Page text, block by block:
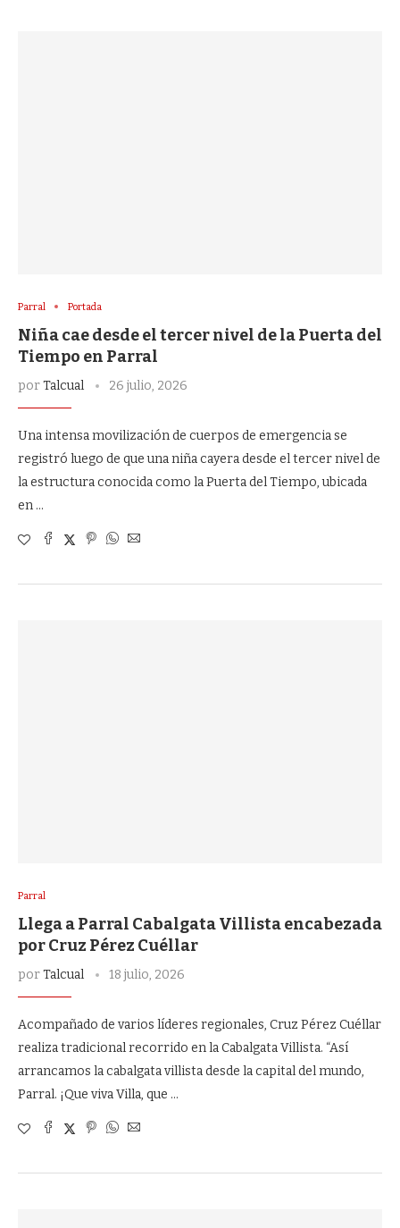
Parral Portada
Niña cae desde el tercer nivel de la Puerta del
Tiempo en Parral
porTalcual 26 julio, 2026
Una intensa movilización de cuerpos de emergencia se
registró luego de que una niña cayera desde el tercer nivel de
la estructura conocida como la Puerta del Tiempo, ubicada
en …
Parral
Llega a Parral Cabalgata Villista encabezada
por Cruz Pérez Cuéllar
porTalcual 18 julio, 2026
Acompañado de varios líderes regionales, Cruz Pérez Cuéllar
realiza tradicional recorrido en la Cabalgata Villista. “Así
arrancamos la cabalgata villista desde la capital del mundo,
Parral. ¡Que viva Villa, que …